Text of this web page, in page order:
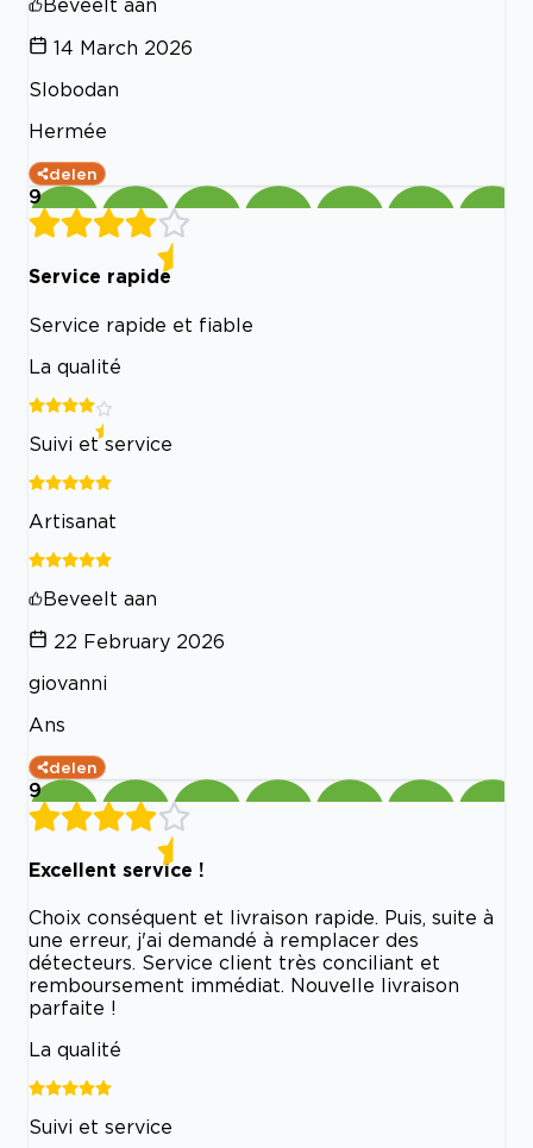
Beveelt aan
14 March 2026
Slobodan
Hermée
delen
9
Service rapide
Service rapide et fiable
La qualité
Suivi et service
Artisanat
Beveelt aan
22 February 2026
giovanni
Ans
delen
9
Excellent service !
Choix conséquent et livraison rapide. Puis, suite à
une erreur, j'ai demandé à remplacer des
détecteurs. Service client très conciliant et
remboursement immédiat. Nouvelle livraison
parfaite !
La qualité
Suivi et service